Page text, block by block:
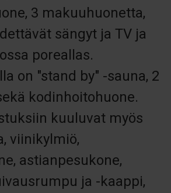
3 makuuhuonetta,
sängyt ja TV ja
poreallas.
on "stand by" -sauna, 2
kodinhoitohuone.
kuuluvat myös
viinikylmiö,
astianpesukone,
ja -kaappi,